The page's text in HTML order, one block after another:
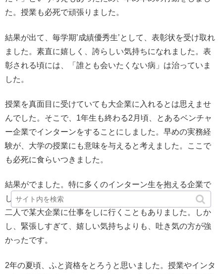
た。授業も必死で頑張りました。
結果が出て、毎学期’成績優秀生’として、表彰状を受け取れ
ました。素直に嬉しく、誇らしい気持ちになれました。表
彰される頃には、「誰とも会いたくない病」は治っていま
した。
授業を真面目に受けていても大企業に入れるとは思えませ
んでした。そこで、1年生も終わる2月頃、とあるベンチャ
ー企業でインターンをすることにしました。早めの実務経
験が、大学の授業にも意味を与えると考えました。ここで
も必死に食らいつきました。
結果がでました。特に多くのインターン生を抱える企業で
したが、社長の目にとまりました。そのおかげで、社長と
二人で某大企業に仕事をしに行くこともありました。しか
し、緊張しすぎて、嬉しい気持ちよりも、吐き気の方が強
かったです。
2年の夏頃、ふと資格をとろうと思いました。授業やインタ